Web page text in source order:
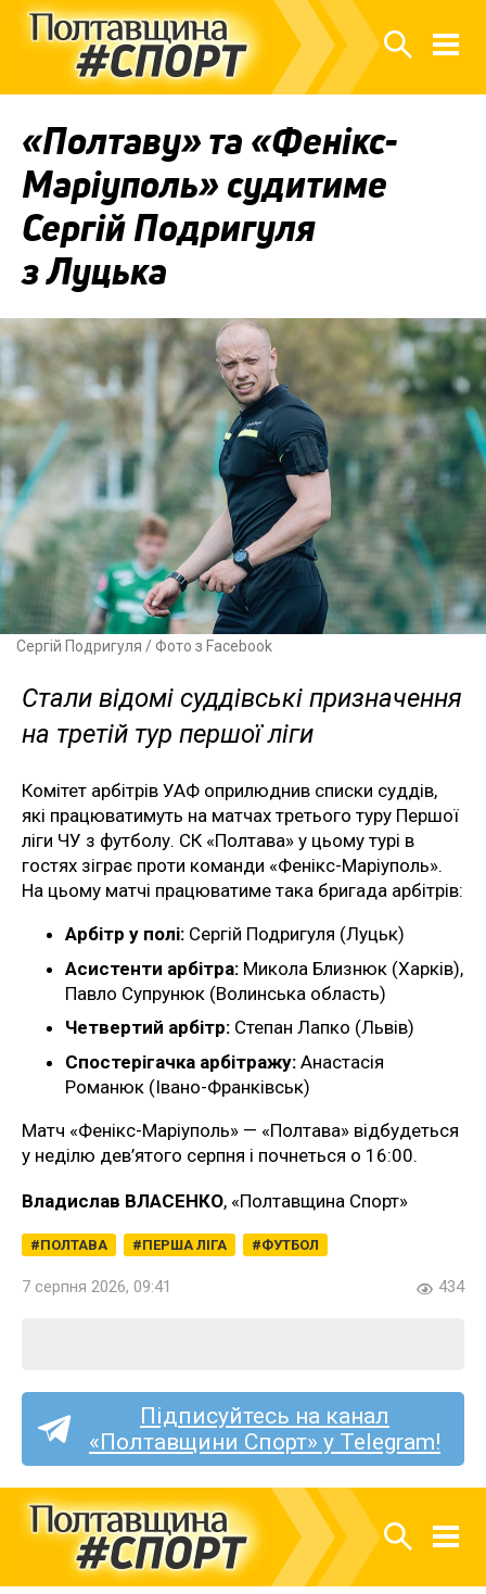
«Полтаву» та «Фенікс-
Маріуполь» судитиме
Сергій Подригуля
з Луцька
Сергій Подригуля / Фото з Facebook
Стали відомі суддівські призначення
на третій тур першої ліги
Комітет арбітрів УАФ оприлюднив списки суддів,
які працюватимуть на матчах третього туру Першої
ліги ЧУ з футболу. СК «Полтава» у цьому турі в
гостях зіграє проти команди «Фенікс-Маріуполь».
На цьому матчі працюватиме така бригада арбітрів:
Арбітр у полі: Сергій Подригуля (Луцьк)
Асистенти арбітра: Микола Близнюк (Харків),
Павло Супрунюк (Волинська область)
Четвертий арбітр: Степан Лапко (Львів)
Спостерігачка арбітражу: Анастасія
Романюк (Івано-Франківськ)
Матч «Фенікс-Маріуполь» — «Полтава» відбудеться
у неділю дев’ятого серпня і почнеться о 16:00.
Владислав ВЛАСЕНКО, «Полтавщина Спорт»
ПОЛТАВА ПЕРША ЛІГА ФУТБОЛ
7 серпня 2026, 09:41 434
Підписуйтесь на канал
«Полтавщини Спорт» у Telegram!